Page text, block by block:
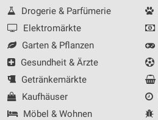
Drogerie & Parfümerie
Elektromärkte
Garten & Pflanzen
Gesundheit & Ärzte
Getränkemärkte
Kaufhäuser
Möbel & Wohnen